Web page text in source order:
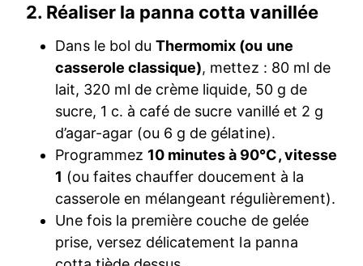
2. Réaliser la panna cotta vanillée
Dans le bol duThermomix (ou une
casserole classique), mettez : 80 ml de
lait, 320 ml de crème liquide, 50 g de
sucre, 1 c. à café de sucre vanillé et 2 g
d’agar-agar (ou 6 g de gélatine).
Programmez 10 minutes à 90°C, vitesse
1 (ou faites chauffer doucement à la
casserole en mélangeant régulièrement).
Une fois la première couche de gelée
prise, versez délicatement la panna